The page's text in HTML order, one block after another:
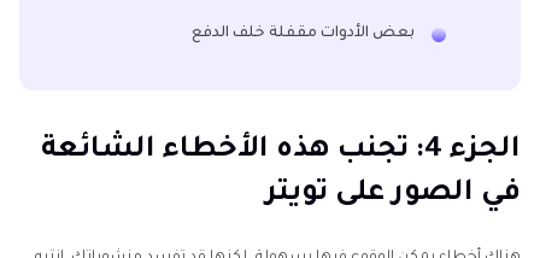
بعض الأدوات مقفلة خلف الدفع
الجزء 4: تجنب هذه الأخطاء الشائعة
في الصور على تويتر